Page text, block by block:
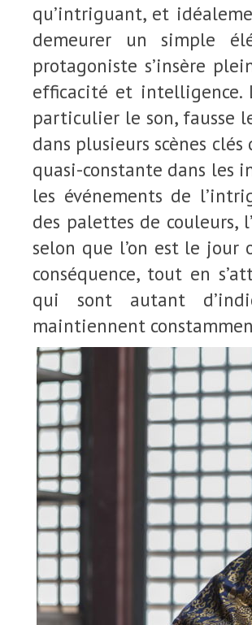
qu’intriguant, et
demeurer un simple
protagoniste s’insère
efficacité et intelligence.
particulier le son, fausse
dans plusieurs scènes
quasi-constante dans les
les événements de
des palettes de
selon que l’on est le
conséquence, tout en
qui sont autant
maintiennent